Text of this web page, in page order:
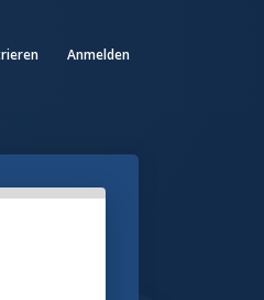
Anmelden